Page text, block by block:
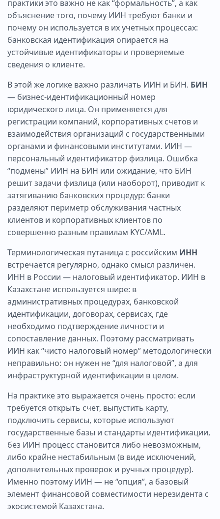
практики это важно не как “формальность”, а как
объяснение того, почему ИИН требуют банки и
почему он используется в их учетных процессах:
банковская идентификация опирается на
устойчивые идентификаторы и проверяемые
сведения о клиенте.
В этой же логике важно различать ИИН и БИН. БИН
— бизнес-идентификационный номер
юридического лица. Он применяется для
регистрации компаний, корпоративных счетов и
взаимодействия организаций с государственными
органами и финансовыми институтами. ИИН —
персональный идентификатор физлица. Ошибка
“подмены” ИИН на БИН или ожидание, что БИН
решит задачи физлица (или наоборот), приводит к
затягиванию банковских процедур: банки
разделяют периметр обслуживания частных
клиентов и корпоративных клиентов по
совершенно разным правилам KYC/AML.
Терминологическая путаница с российским ИНН
встречается регулярно, однако смысл различен.
ИНН в России — налоговый идентификатор. ИИН в
Казахстане используется шире: в
административных процедурах, банковской
идентификации, договорах, сервисах, где
необходимо подтверждение личности и
сопоставление данных. Поэтому рассматривать
ИИН как “чисто налоговый номер” методологически
неправильно: он нужен не “для налоговой”, а для
инфраструктурной идентификации в целом.
На практике это выражается очень просто: если
требуется открыть счет, выпустить карту,
подключить сервисы, которые используют
государственные базы и стандарты идентификации,
без ИИН процесс становится либо невозможным,
либо крайне нестабильным (в виде исключений,
дополнительных проверок и ручных процедур).
Именно поэтому ИИН — не “опция”, а базовый
элемент финансовой совместимости нерезидента с
экосистемой Казахстана.